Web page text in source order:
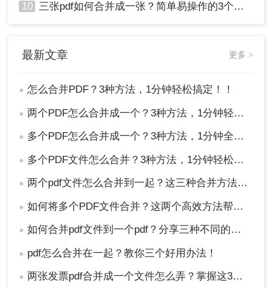
10 三张pdf如何合并成一张？简单易操作的3个方法！
最新文章 更多 >
● 怎么合并PDF？3种方法，1分钟轻松搞定！！
● 两个PDF怎么合并成一个？3种方法，1分钟轻松搞定！
● 多个PDF怎么合并成一个？3种方法，1分钟全搞定！！
● 多个PDF文件怎么合并？3种方法，1分钟轻松搞定！!
● 两个pdf文件怎么合并到一起？这三种合并方法超实用！
● 如何将多个PDF文件合并？这两个高效方法帮你解决！
● 如何合并pdf文件到一个pdf？分享三种不同的方法来帮助您轻松合并！
● pdf怎么合并在一起？教你三个好用办法！
● 两张发票pdf合并成一个文件怎么弄？掌握这3种方法轻松合并！